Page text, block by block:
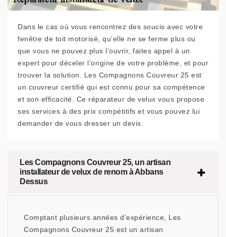
Dans le cas où vous rencontrez des soucis avec votre
fenêtre de toit motorisé, qu’elle ne se ferme plus ou
que vous ne pouvez plus l’ouvrir, faites appel à un
expert pour déceler l’origine de votre problème, et pour
trouver la solution. Les Compagnons Couvreur 25 est
un couvreur certifié qui est connu pour sa compétence
et son efficacité. Ce réparateur de velux vous propose
ses services à des prix compétitifs et vous pouvez lui
demander de vous dresser un devis.
Les Compagnons Couvreur 25, un artisan
installateur de velux de renom à Abbans
Dessus
Comptant plusieurs années d’expérience, Les
Compagnons Couvreur 25 est un artisan